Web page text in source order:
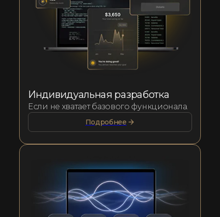
Индивидуальная разработка
Если не хватает базового функционала.
Подробнее